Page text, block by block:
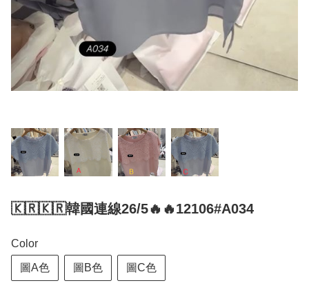
🇰🇷🇰🇷韓國連線26/5🔥🔥12106#A034
Color
圖A色 圖B色 圖C色